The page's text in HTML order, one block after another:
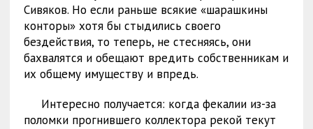
Сивяков. Но если раньше всякие «шарашкины
конторы» хотя бы стыдились своего
бездействия, то теперь, не стесняясь, они
бахвалятся и обещают вредить собственникам и
их общему имуществу и впредь.
Интересно получается: когда фекалии из-за
поломки прогнившего коллектора рекой текут